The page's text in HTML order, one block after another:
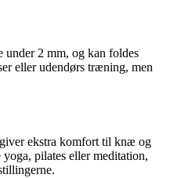
under 2 mm, og kan foldes
eller udendørs træning, men
ekstra komfort til knæ og
pilates eller meditation,